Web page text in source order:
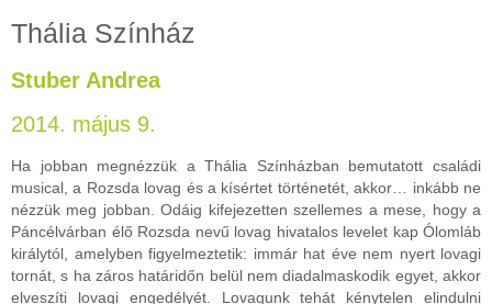
Thália Színház
Stuber Andrea
2014. május 9.
Ha jobban megnézzük a Thália Színházban bemutatott családi
musical, a Rozsda lovag és a kísértet történetét, akkor… inkább ne
nézzük meg jobban. Odáig kifejezetten szellemes a mese, hogy a
Páncélvárban élő Rozsda nevű lovag hivatalos levelet kap Ólomláb
királytól, amelyben figyelmeztetik: immár hat éve nem nyert lovagi
tornát, s ha záros határidőn belül nem diadalmaskodik egyet, akkor
elveszíti lovagi engedélyét. Lovagunk tehát kénytelen elindulni